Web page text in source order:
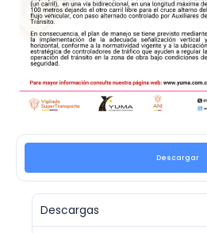
Descargar
Descargas